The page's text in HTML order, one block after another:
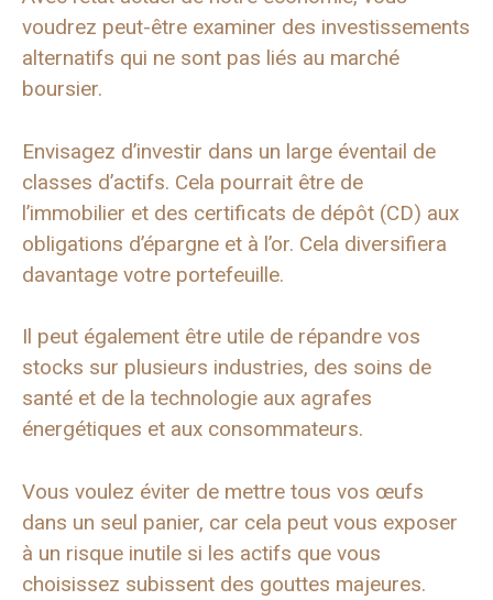
voudrez peut-être examiner des investissements
alternatifs qui ne sont pas liés au marché
boursier.
Envisagez d’investir dans un large éventail de
classes d’actifs. Cela pourrait être de
l’immobilier et des certificats de dépôt (CD) aux
obligations d’épargne et à l’or. Cela diversifiera
davantage votre portefeuille.
Il peut également être utile de répandre vos
stocks sur plusieurs industries, des soins de
santé et de la technologie aux agrafes
énergétiques et aux consommateurs.
Vous voulez éviter de mettre tous vos œufs
dans un seul panier, car cela peut vous exposer
à un risque inutile si les actifs que vous
choisissez subissent des gouttes majeures.